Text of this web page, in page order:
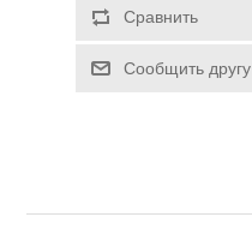
Сравнить
Сообщить другу